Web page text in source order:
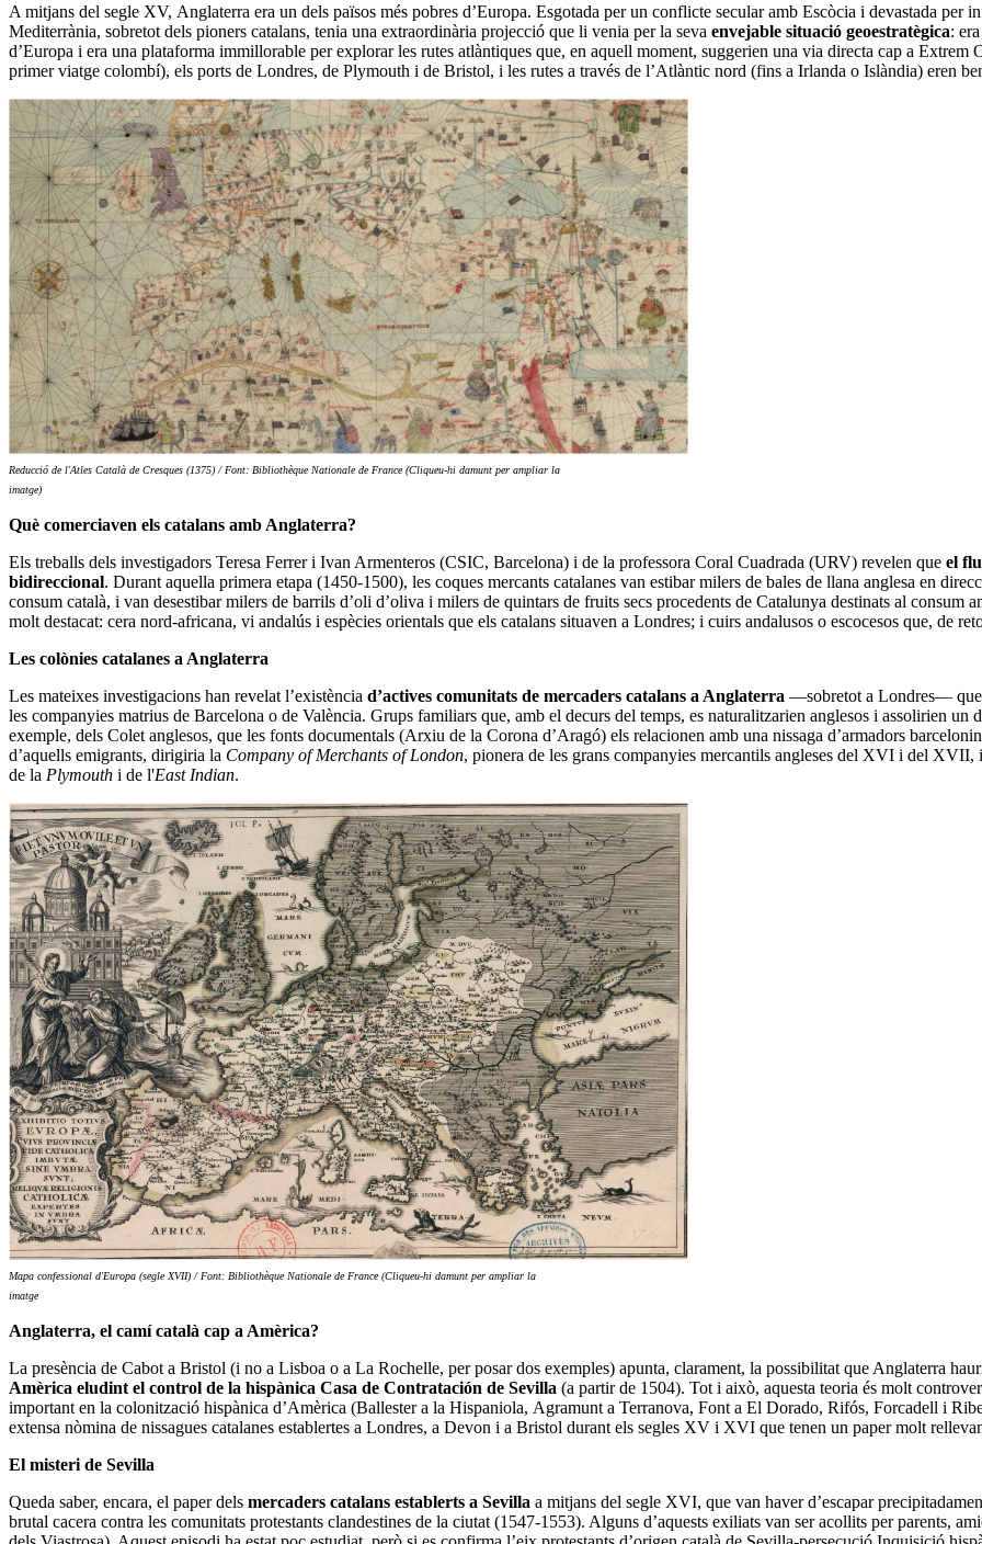
A mitjans del segle XV, Anglaterra era un dels països més pobres d’Europa. Esgotada per un conflicte secular amb Escòcia i devastada per
Mediterrània, sobretot dels pioners catalans, tenia una extraordinària projecció que li venia per la seva envejable situació geoestratègica:
d’Europa i era una plataforma immillorable per explorar les rutes atlàntiques que, en aquell moment, suggerien una via directa cap a
primer viatge colombí), els ports de Londres, de Plymouth i de Bristol, i les rutes a través de l’Atlàntic nord (fins a Irlanda o Islàndia) eren
Reducció de l'Atles Català de Cresques (1375) / Font: Bibliothèque Nationale de France (Cliqueu-hi damunt per ampliar la
imatge)
Què comerciaven els catalans amb Anglaterra?
Els treballs dels investigadors Teresa Ferrer i Ivan Armenteros (CSIC, Barcelona) i de la professora Coral Cuadrada (URV) revelen que el
bidireccional. Durant aquella primera etapa (1450-1500), les coques mercants catalanes van estibar milers de bales de llana anglesa en
consum català, i van desestibar milers de barrils d’oli d’oliva i milers de quintars de fruits secs procedents de Catalunya destinats al consum
molt destacat: cera nord-africana, vi andalús i espècies orientals que els catalans situaven a Londres; i cuirs andalusos o escocesos que, de
Les colònies catalanes a Anglaterra
Les mateixes investigacions han revelat l’existència d’actives comunitats de mercaders catalans a Anglaterra —sobretot a Londres— que,
les companyies matrius de Barcelona o de València. Grups familiars que, amb el decurs del temps, es naturalitzarien anglesos i assolirien un
exemple, dels Colet anglesos, que les fonts documentals (Arxiu de la Corona d’Aragó) els relacionen amb una nissaga d’armadors
d’aquells emigrants, dirigiria la Company of Merchants of London, pionera de les grans companyies mercantils angleses del XVI i del XVII,
de la Plymouth i de l'East Indian.
Mapa confessional d'Europa (segle XVII) / Font: Bibliothèque Nationale de France (Cliqueu-hi damunt per ampliar la
imatge
Anglaterra, el camí català cap a Amèrica?
La presència de Cabot a Bristol (i no a Lisboa o a La Rochelle, per posar dos exemples) apunta, clarament, la possibilitat que Anglaterra
Amèrica eludint el control de la hispànica Casa de Contratación de Sevilla (a partir de 1504). Tot i això, aquesta teoria és molt
important en la colonització hispànica d’Amèrica (Ballester a la Hispaniola, Agramunt a Terranova, Font a El Dorado, Rifós, Forcadell i
extensa nòmina de nissagues catalanes establertes a Londres, a Devon i a Bristol durant els segles XV i XVI que tenen un paper molt
El misteri de Sevilla
Queda saber, encara, el paper dels mercaders catalans establerts a Sevilla a mitjans del segle XVI, que van haver d’escapar
brutal cacera contra les comunitats protestants clandestines de la ciutat (1547-1553). Alguns d’aquests exiliats van ser acollits per parents,